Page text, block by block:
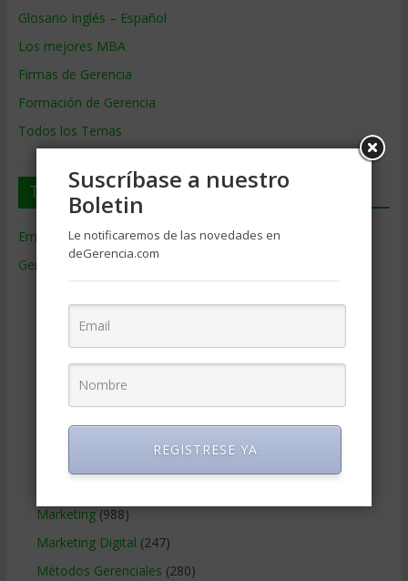
Glosario Inglés – Español
Los mejores MBA
Firmas de Gerencia
Formación de Gerencia
Todos los Temas
Temas de Gerencia
Empresas de Gerencia(38)
Gerencia
Contabilidad(466)
Educacion Gerencial(454)
Finanzas Corporativas
Gerencia social y ambiental(223)
Gobierno Corporativo(11)
Marketing(988)
Marketing Digital (247)
Métodos Gerenciales (280)
Suscríbase a nuestro
Boletin
Le notificaremos de las novedades en
deGerencia.com
REGISTRESE YA